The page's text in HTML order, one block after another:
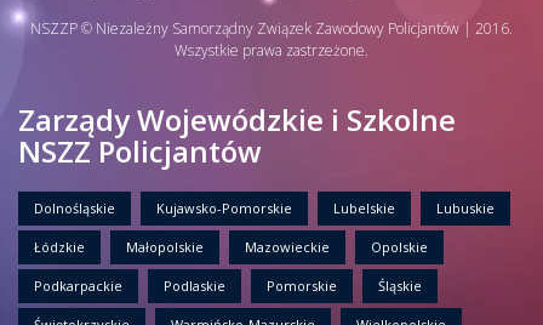
NSZZP © Niezależny Samorządny Związek Zawodowy Policjantów | 2016.
Wszystkie prawa zastrzeżone.
Zarządy Wojewódzkie i Szkolne
NSZZ Policjantów
Dolnośląskie Kujawsko-Pomorskie Lubelskie Lubuskie
Łódzkie Małopolskie Mazowieckie Opolskie
Podkarpackie Podlaskie Pomorskie Śląskie